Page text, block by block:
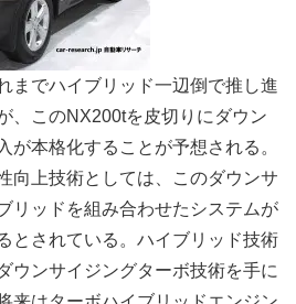
までハイブリッド一辺倒で推し進
、このNX200tを皮切りにダウン
が本格化することが予想される。
向上技術としては、このダウンサ
リッドを組み合わせたシステムが
とされている。ハイブリッド技術
ウンサイジングターボ技術を手に